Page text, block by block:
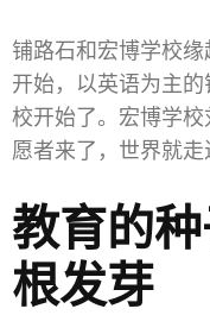
铺路石和宏博学校
开始，以英语为主
校开始了。宏博学校
愿者来了，世界就走
教育的
根发芽